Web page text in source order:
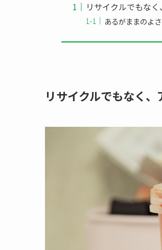
リサイクルでもなく
あるがままのよ
リサイクルでもなく、